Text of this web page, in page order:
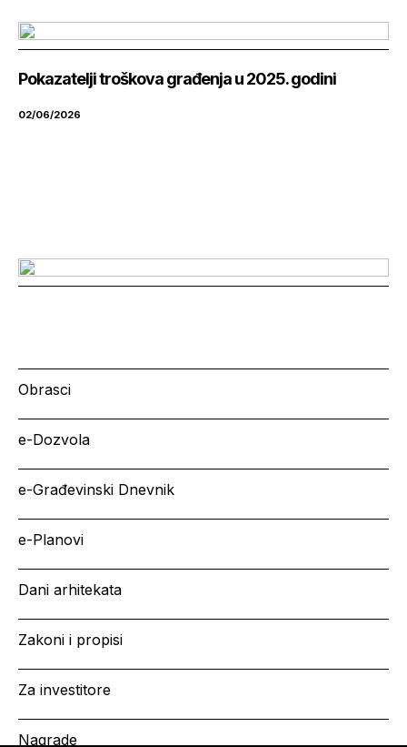
Pokazatelji troškova građenja u 2025. godini
02/06/2026
Obrasci
e-Dozvola
e-Građevinski Dnevnik
e-Planovi
Dani arhitekata
Zakoni i propisi
Za investitore
Nagrade